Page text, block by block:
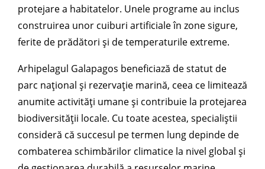
protejare a habitatelor. Unele programe au inclus
construirea unor cuiburi artificiale în zone sigure,
ferite de prădători și de temperaturile extreme.
Arhipelagul Galapagos beneficiază de statut de
parc național și rezervație marină, ceea ce limitează
anumite activități umane și contribuie la protejarea
biodiversității locale. Cu toate acestea, specialiștii
consideră că succesul pe termen lung depinde de
combaterea schimbărilor climatice la nivel global și